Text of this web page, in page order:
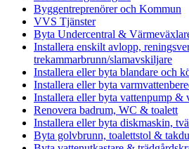
Byggentreprenörer och Kommun
VVS Tjänster
Byta Undercentral &
Installera enskilt avlopp,
trekammarbrunn/slamavskiljare
Installera eller byta blandare och
Installera eller byta
Installera eller byta vattenpump &
Renovera badrum, WC & toalett
Installera eller byta diskmaskin,
Byta golvbrunn, toalettstol &